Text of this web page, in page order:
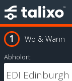
Wo & Wann
Abholort: